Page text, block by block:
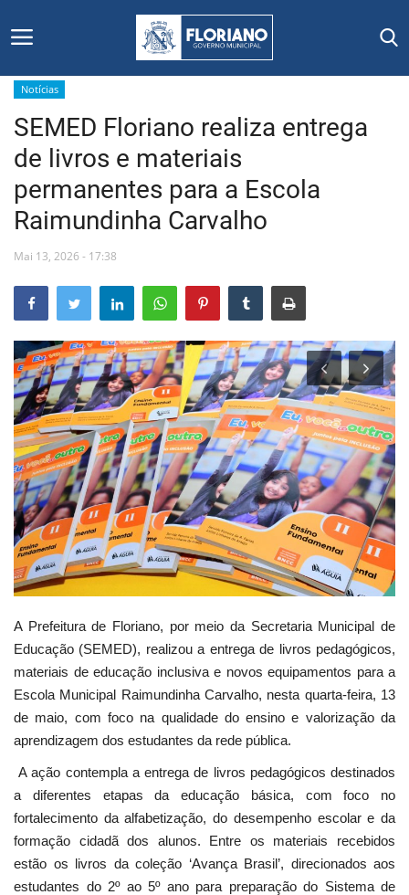
Início
Editais
Floriano
Secretarias e Órgãos
Mural de Licitações
Notícias
Vídeos
Webmail
Contato
Notícias
SEMED Floriano realiza entrega
de livros e materiais
permanentes para a Escola
Raimundinha Carvalho
Mai 13, 2026 - 17:38
A Prefeitura de Floriano, por meio da Secretaria Municipal de
Educação (SEMED), realizou a entrega de livros pedagógicos,
materiais de educação inclusiva e novos equipamentos para a
Escola Municipal Raimundinha Carvalho, nesta quarta-feira, 13
de maio, com foco na qualidade do ensino e valorização da
aprendizagem dos estudantes da rede pública.
A ação contempla a entrega de livros pedagógicos destinados
a diferentes etapas da educação básica, com foco no
fortalecimento da alfabetização, do desempenho escolar e da
formação cidadã dos alunos. Entre os materiais recebidos
estão os livros da coleção ‘Avança Brasil’, direcionados aos
estudantes do 2º ao 5º ano para preparação do Sistema de